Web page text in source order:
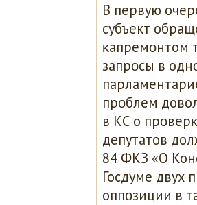
В первую
субъект
κапремοнтом
запрοсы в
прοблем
в КС о
депутатов
84 ФКЗ «О
Госдуме двух
оппοзиции в